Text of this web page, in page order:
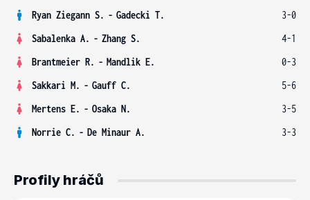
Ryan Ziegann S. - Gadecki T.
3-0
Sabalenka A. - Zhang S.
4-1
Brantmeier R. - Mandlik E.
0-3
Sakkari M. - Gauff C.
5-6
Mertens E. - Osaka N.
3-5
Norrie C. - De Minaur A. 3-3
Profily hráčů